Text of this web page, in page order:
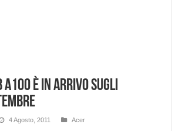
A100 è in arrivo sugli
4 Agosto, 2011
Acer